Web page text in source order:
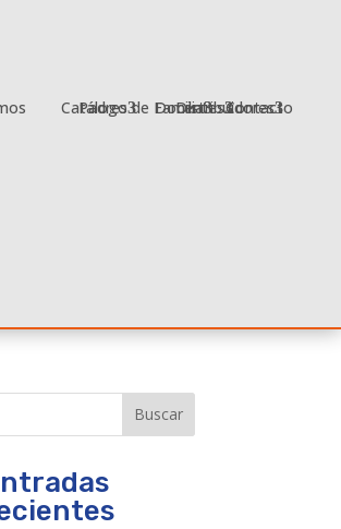
Catálogo
Padres de Familia
Docentes
Distribuidores
Contacto
Buscar